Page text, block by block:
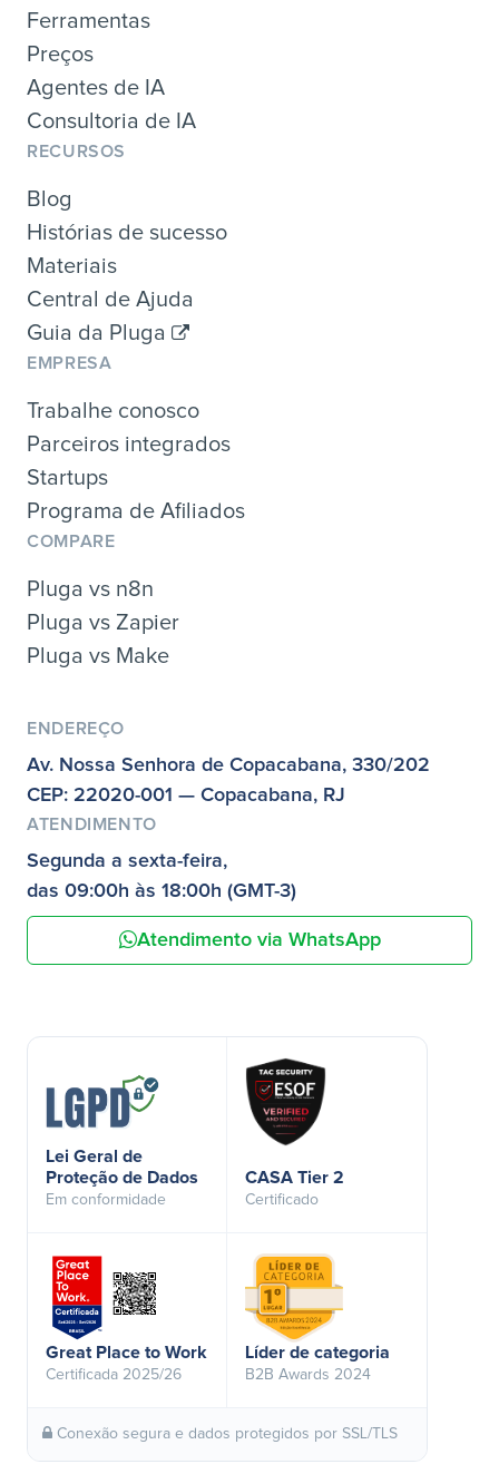
Ferramentas
Preços
Agentes de IA
Consultoria de IA
RECURSOS
Blog
Histórias de sucesso
Materiais
Central de Ajuda
Guia da Pluga
EMPRESA
Trabalhe conosco
Parceiros integrados
Startups
Programa de Afiliados
COMPARE
Pluga vs n8n
Pluga vs Zapier
Pluga vs Make
ENDEREÇO
Av. Nossa Senhora de Copacabana, 330/202
CEP: 22020-001 — Copacabana, RJ
ATENDIMENTO
Segunda a sexta-feira,
das 09:00h às 18:00h (GMT-3)
Atendimento via WhatsApp
Lei Geral de
Proteção de Dados
Em conformidade
CASA Tier 2
Certificado
Great Place to Work
Certificada 2025/26
Líder de categoria
B2B Awards 2024
Conexão segura e dados protegidos por SSL/TLS